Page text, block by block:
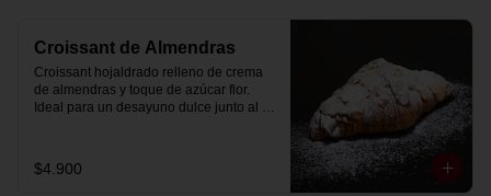
Croissant de Almendras
Croissant hojaldrado relleno de crema
de almendras y toque de azúcar flor.
Ideal para un desayuno dulce junto al
$4.900